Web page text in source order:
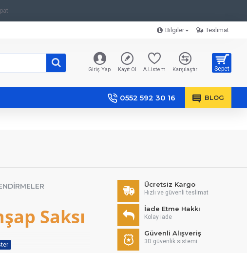
Bilgiler Teslimat
Giriş Yap Kayıt Ol A.Listem Karşılaştır Sepet
0552 592 30 16 BLOG
Saksı
Ücretsiz Kargo
Hızlı ve güvenli teslimat
İade Etme Hakkı
Kolay iade
Güvenli Alışveriş
3D güvenlik sistemi